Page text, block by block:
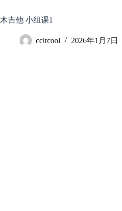
至
内
木吉他 小组课1
cclrcool 2026年1月7日